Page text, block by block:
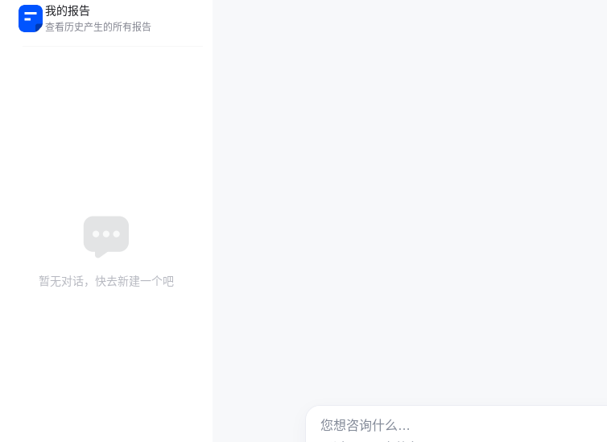
我的报告
查看历史产生的所有报告
暂无对话，快去新建一个吧